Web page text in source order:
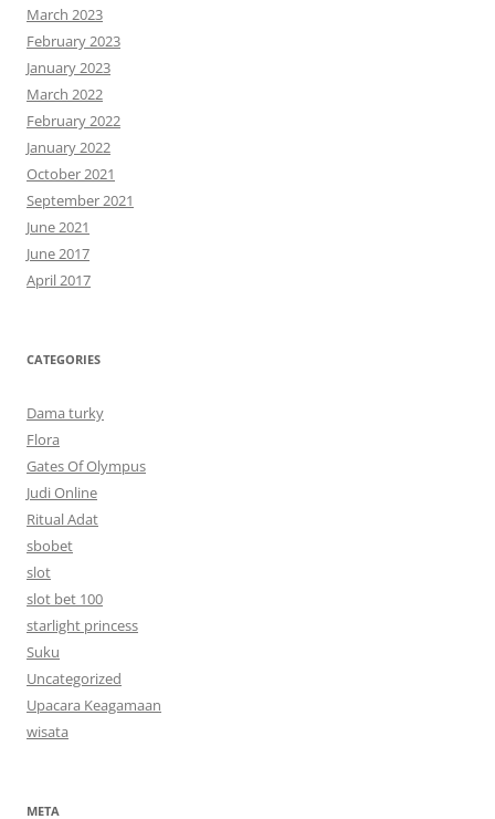
March 2023
February 2023
January 2023
March 2022
February 2022
January 2022
October 2021
September 2021
June 2021
June 2017
April 2017
CATEGORIES
Dama turky
Flora
Gates Of Olympus
Judi Online
Ritual Adat
sbobet
slot
slot bet 100
starlight princess
Suku
Uncategorized
Upacara Keagamaan
wisata
META